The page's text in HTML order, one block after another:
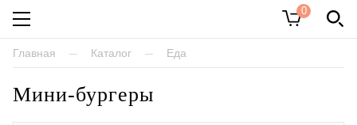
Каталог
Главная Каталог Еда
0
Мини-бургеры